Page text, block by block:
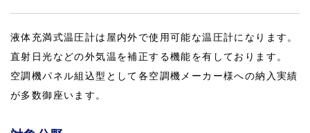
液体充満式温圧計は屋内外で使用可能な温圧計になります。
直射日光などの外気温を補正する機能を有しております。
空調機パネル組込型として各空調機メーカー様への納入実績
が多数御座います。